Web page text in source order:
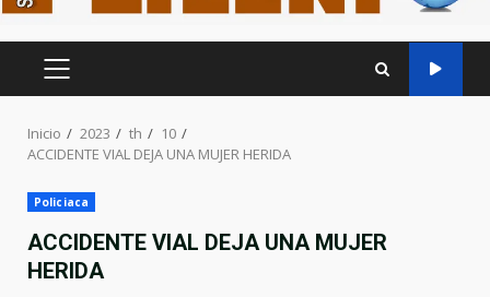
MENÚ
Inicio 2023 th
10
ACCIDENTE VIAL DEJA UNA MUJER HERIDA
Policiaca
ACCIDENTE VIAL DEJA UNA MUJER
HERIDA